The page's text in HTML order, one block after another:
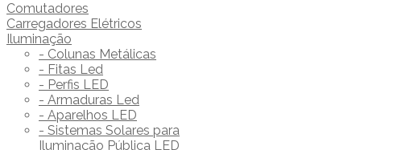
Comutadores
Carregadores Elétricos
Iluminação
- Colunas Metálicas
- Fitas Led
- Perfis LED
- Armaduras Led
- Aparelhos LED
- Sistemas Solares para
Iluminação Pública LED